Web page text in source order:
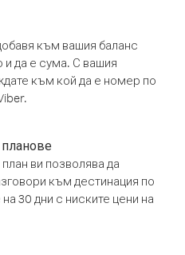
към вашия баланс
и да е сума. С вашия
към кой да е номер по
ви позволява да
към дестинация по
30 дни с ниските цени на